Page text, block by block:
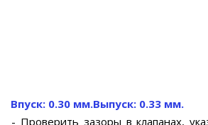
Впуск: 0.30 мм.Выпуск: 0.33 мм.
- Проверить зазоры в клапанах,